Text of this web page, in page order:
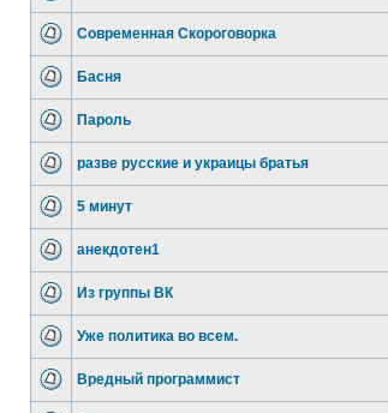
Современная Скороговорка
Басня
Пароль
разве русские и украицы братья
5 минут
анекдотен1
Из группы ВК
Уже политика во всем.
Вредный программист